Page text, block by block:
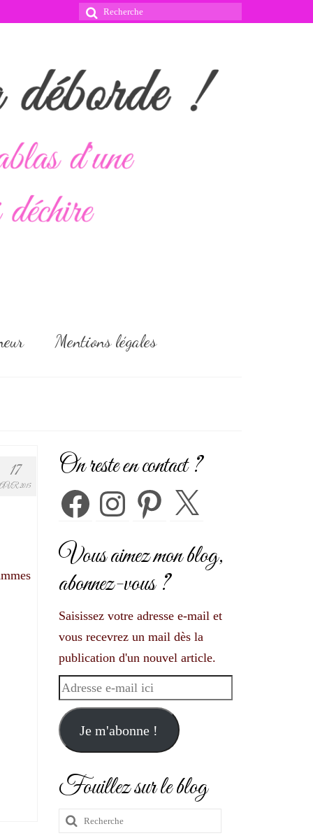
Rechercher
Mentions légales
17
AVR 2015
On reste en contact ?
FacebookInstagramPinterest X
Vous aimez mon blog,
abonnez-vous ?
Saisissez votre adresse e-mail et
vous recevrez un mail dès la
publication d'un nouvel article.
Adresse
mail
ici
Je m'abonne !
Fouillez sur le blog
Rechercher